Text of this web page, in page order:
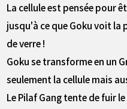
La cellule est pensée pour
jusqu'à ce que Goku voit la
de verre !
Goku se transforme en un
seulement la cellule mais
Le Pilaf Gang tente de fuir